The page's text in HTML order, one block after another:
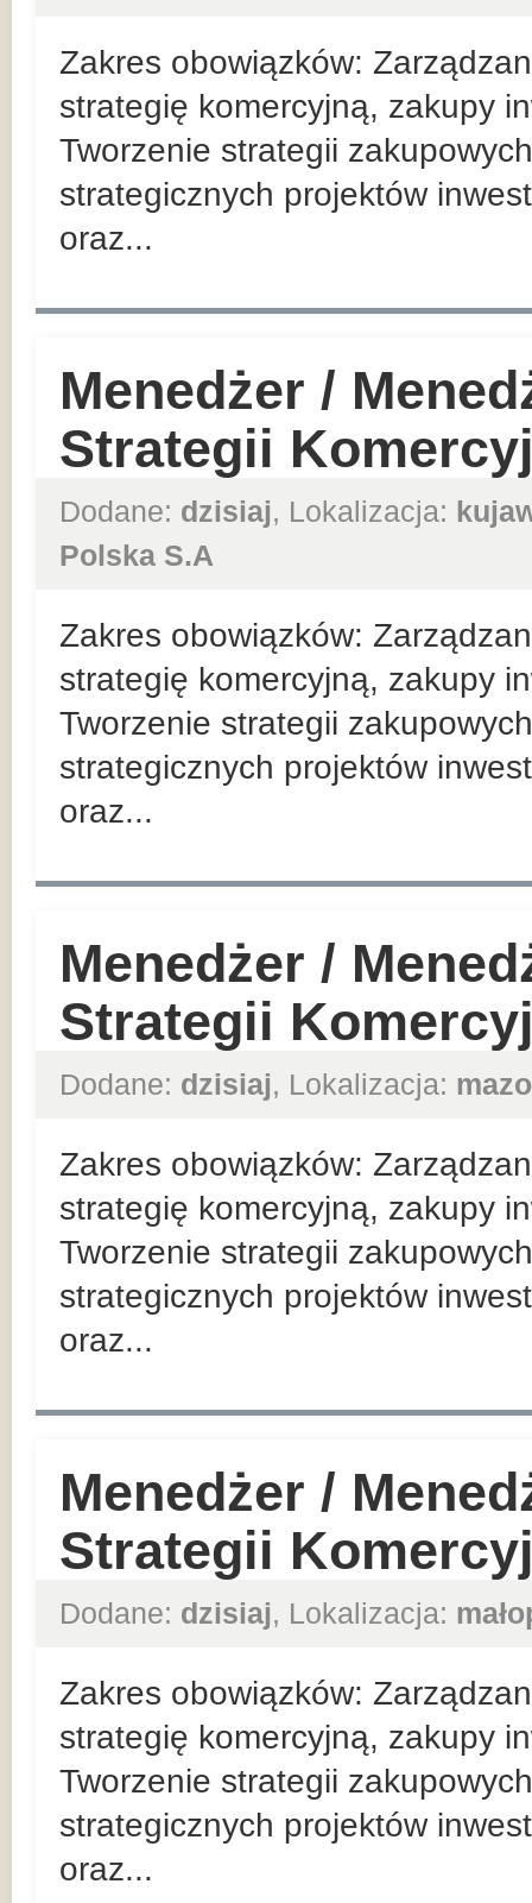
Zakres obowiązków:
strategię komercyjną, zakupy
Tworzenie strategii
strategicznych projektów
oraz...
Menedżer /
Strategii
Dodane: dzisiaj, Lokalizacja:
Polska S.A
Zakres obowiązków:
strategię komercyjną, zakupy
Tworzenie strategii
strategicznych projektów
oraz...
Menedżer /
Strategii
Dodane: dzisiaj, Lokalizacja:
Zakres obowiązków:
strategię komercyjną, zakupy
Tworzenie strategii
strategicznych projektów
oraz...
Menedżer /
Strategii
Dodane: dzisiaj, Lokalizacja:
Zakres obowiązków:
strategię komercyjną, zakupy
Tworzenie strategii
strategicznych projektów
oraz...